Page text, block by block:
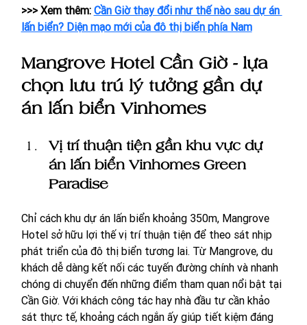
>>> Xem thêm: Cần Giờ thay đổi như thế nào sau dự án
lấn biển? Diện mạo mới của đô thị biển phía Nam
Mangrove Hotel Cần Giờ - lựa
chọn lưu trú lý tưởng gần dự
án lấn biển Vinhomes
Vị trí thuận tiện gần khu vực dự
án lấn biển Vinhomes Green
Paradise
Chỉ cách khu dự án lấn biển khoảng 350m, Mangrove
Hotel sở hữu lợi thế vị trí thuận tiện để theo sát nhịp
phát triển của đô thị biển tương lai. Từ Mangrove, du
khách dễ dàng kết nối các tuyến đường chính và nhanh
chóng di chuyển đến những điểm tham quan nổi bật tại
Cần Giờ. Với khách công tác hay nhà đầu tư cần khảo
sát thực tế, khoảng cách ngắn ấy giúp tiết kiệm đáng